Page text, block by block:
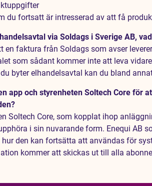
du fortsatt är intresserad av att få
via Soldags i Sverige AB,
en faktura från Soldags som avser
som sådant kommer inte att leva
byter elhandelsavtal kan du bland
app och styrenheten Soltech Core för
Soltech Core, som kopplat ihop
i sin nuvarande form. Enequi AB
den kan fortsätta att användas för
kommer att skickas ut till alla